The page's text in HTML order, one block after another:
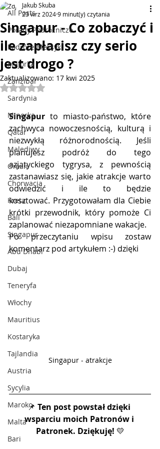
All Posts
Porady Podróżnicze
Podróże Meksyk
Majorka
Zanzibar
Sardynia
Minorka
Qatar
Malediwy
Oman
Chorwacja
Kreta
Bali
Singapur
Abu Dhabi
Dubaj
Teneryfa
Włochy
Mauritius
Kostaryka
Tajlandia
Austria
Sycylia
Maroko
Malta
Bari
Singapur - Co zobaczyć i
ile zapłacisz czy serio
jest drogo ?
Jakub Skuba
23 wrz 20249 minut(y) czytania
Zaktualizowano: 17 kwi 2025
Oceniono na NaN z 5 gwiazdek.
Singapur to miasto-państwo, które
zachwyca nowoczesnością, kulturą i
niezwykłą różnorodnością. Jeśli
planujesz podróż do tego
azjatyckiego tygrysa, z pewnością
zastanawiasz się, jakie atrakcje warto
odwiedzić i ile to będzie
kosztować. Przygotowałam dla Ciebie
krótki przewodnik, który pomoże Ci
zaplanować niezapomniane wakacje.
Po przeczytaniu wpisu zostaw
komentarz pod artykułem :-) dzięki
Singapur - atrakcje
📌 Ten post powstał dzięki
wsparciu moich Patronów i
Patronek. Dziękuję! 💛